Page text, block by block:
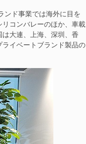
ド事業では海外に目を
コンバレーのほか、車載
大連、上海、深圳、香
イベートブランド製品の